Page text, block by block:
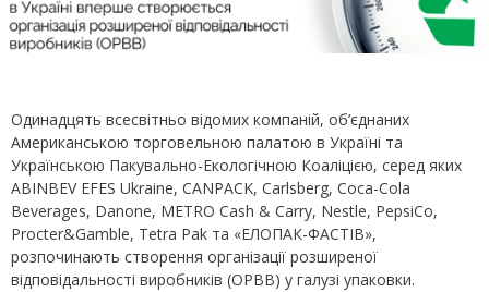
Одинадцять всесвітньо відомих компаній, об’єднаних
Американською торговельною палатою в Україні та
Українською Пакувально-Екологічною Коаліцією, серед яких
ABINBEV EFES Ukraine, CANPACK, Carlsberg, Coca-Cola
Beverages, Danone, METRO Cash & Carry, Nestle, PepsiCo,
Procter&Gamble, Tetra Pak та «ЕЛОПАК-ФАСТІВ»,
розпочинають створення організації розширеної
відповідальності виробників (ОРВВ) у галузі упаковки.